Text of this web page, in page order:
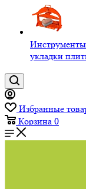
укладки
Избранные
Корзина 0